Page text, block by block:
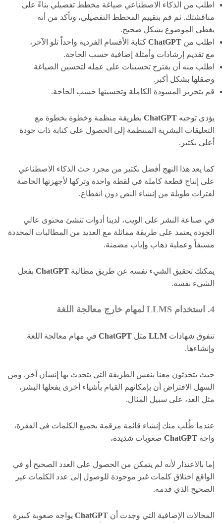
اطلب من الذكاء الاصطناعي صياغة مخطط تفصيلي بناءً على
مناقشتك. ثم قم بتقييم المخطط التفصيلي، وتأكد من أنه
يغطي الموضوع بشكل صحيح.
اطلب من ChatGPT كتابة الأقسام الفردية واحداً تلو الآخر،
مع تقديم إرشادات وأمثلة إضافية حسب الحاجة.
اطلب منه أن يقترح تحسينات على عمله لتحسين الصياغة
وصقلها بشكل أكبر.
قم بتحرير المسودة الكاملة وتحسينها حسب الحاجة.
يؤدي توجيه ChatGPT بطريقة منظمة وخطوة بخطوة مع
التعليقات البشرية المنتظمة إلى الحصول على كتابة ذات جودة
أعلى بكثير.
كما يعد هذا النهج أفضل بكثير من مجرد حث الذكاء الاصطناعي
على إنتاج قطعة كاملة في لقطة واحدة وتركها لأجهزتها الخاصة
لفترات طويلة من إنشاء النص دون انقطاع.
في صناعة النشر على الويب، لدينا أدوات تنشئ محتوى عالي
الجودة يعتمد على طريقة مماثلة مع العديد من المطالبات المحددة
مسبقاً وعملية ذهاب وإياب مضمنة.
يمكنك تحقيق الشيء نفسه عن طريق مطالبة ChatGPT بفعل
الشيء نفسه.
4. استخدام LLMS لمهام خارج معالجة اللغة
تتفوق شهادات LLM مثل ChatGPT في مهام معالجة اللغة
وإنشاءها.
حيث يتحدثون معنا بنفس الطريقة التي يتحدث بها إنسان آخر. ومن
السهل الافتراض أن بإمكانهم القيام بأشياء أخرى يفعلها البشر،
مثل العد، على سبيل المثال.
عندما طُلب منك إنشاء قائمة مرقمة بجميع الكلمات في الفقرة،
واجه ChatGPT صعوبات شديدة،
إما بالاعتذار لأنه لم يتمكن من الحصول على العدد الصحيح أو في
الواقع اختلاق كلمات غير موجودة للوصول إلى عدد الكلمات غير
الصحيح الذي قدمه.
المجالات الإضافية التي وجدت أن ChatGPT يواجه صعوبة كبيرة